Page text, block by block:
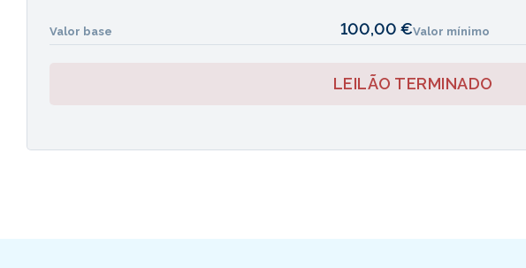
Valor base 100,00 €Valor mínimo
LEILÃO TERMINADO